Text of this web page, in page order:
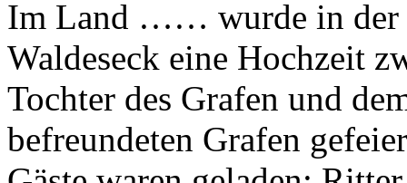
Im Land …… wurde in der
Waldeseck eine Hochzeit
Tochter des Grafen und
befreundeten Grafen